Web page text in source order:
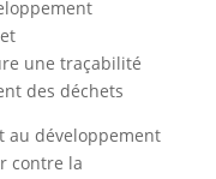
une traçabilité
des déchets
au développement
contre la